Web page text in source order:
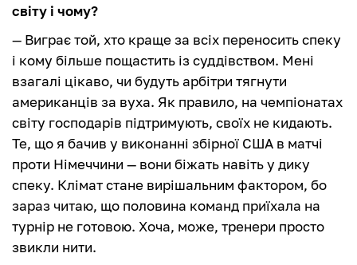
світу і чому?
— Виграє той, хто краще за всіх переносить спеку
і кому більше пощастить із суддівством. Мені
взагалі цікаво, чи будуть арбітри тягнути
американців за вуха. Як правило, на чемпіонатах
світу господарів підтримують, своїх не кидають.
Те, що я бачив у виконанні збірної США в матчі
проти Німеччини — вони біжать навіть у дику
спеку. Клімат стане вирішальним фактором, бо
зараз читаю, що половина команд приїхала на
турнір не готовою. Хоча, може, тренери просто
звикли нити.